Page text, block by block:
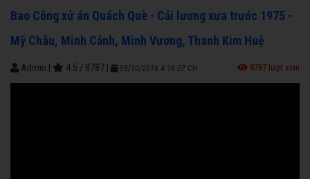
Bao Công xử án Quách Què - Cải lương xưa trước 1975 -
Mỹ Châu, Minh Cảnh, Minh Vương, Thanh Kim Huệ
Admin 4.5 / 8787 05/10/2016 4:16:27 CH 8787 lượt xem